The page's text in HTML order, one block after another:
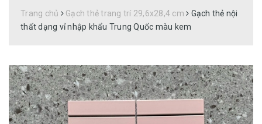
Trang chủ Gạch thẻ trang trí 29,6x28,4 cm
Gạch thẻ nội
thất dạng vỉ nhập khẩu Trung Quốc màu kem